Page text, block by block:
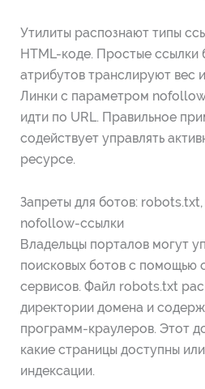
Утилиты распознают типы
HTML-коде. Простые ссылки
атрибутов транслируют вес
Линки с параметром
идти по URL. Правильное
содействует управлять
ресурсе.
Запреты для ботов:
nofollow-ссылки
Владельцы порталов могут
поисковых ботов с помощью
сервисов. Файл robots.txt
директории домена и
программ-краулеров. Этот
какие страницы доступны
индексации.